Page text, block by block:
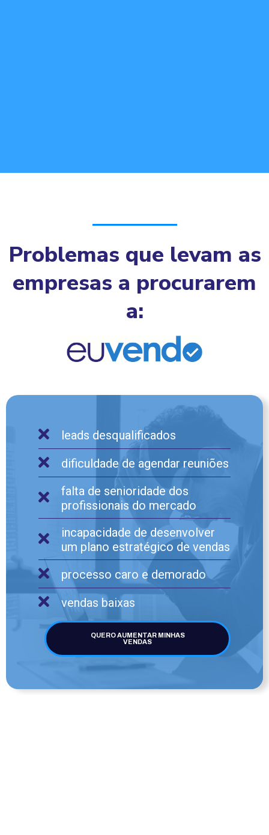
Problemas que levam as
empresas a procurarem
a:
leads desqualificados
dificuldade de agendar reuniões
falta de senioridade dos
profissionais do mercado
incapacidade de desenvolver
um plano estratégico de vendas
processo caro e demorado
vendas baixas
QUERO AUMENTAR MINHAS
VENDAS